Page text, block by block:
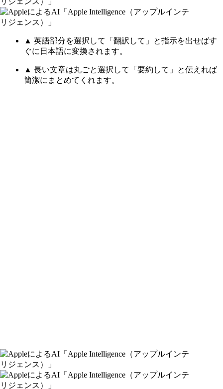
▲ 英語部分を選択して「翻訳して」と指示を出せばす
ぐに日本語に変換されます。
▲ 長い文章は丸ごと選択して「要約して」と伝えれば
簡潔にまとめてくれます。